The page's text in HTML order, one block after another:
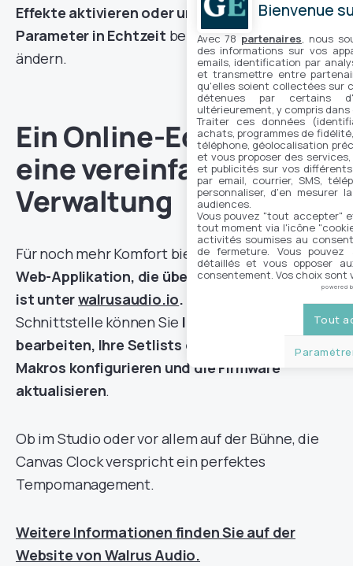
Effekte aktivieren oder umgehen oder
Parameter in Echtzeit bei jedem Songwechsel
ändern.
Ein Online-Editor für
eine vereinfachte
Verwaltung
Für noch mehr Komfort bietet Walrus Audio eine
Web-Applikation, die über USB-C zugänglich
ist unterwalrusaudio.io.
Schnittstelle können Sie Ihre Songs
bearbeiten, Ihre Setlists organisieren, MIDI-
Makros konfigurieren und die Firmware
aktualisieren.
Ob im Studio oder vor allem auf der Bühne, die
Canvas Clock verspricht ein perfektes
Tempomanagement.
Weitere Informationen finden Sie auf der
Website von Walrus Audio.
Bienvenue
Avec 78 partenaires, nous
des informations sur vos
emails, identification par
et transmettre entre
qu'elles soient collectées sur
détenues par certains
ultérieurement, y compris
Traiter ces données
achats, programmes de
téléphone, géolocalisation
et vous proposer des
et publicités sur vos
par email, courrier, SMS,
personnaliser, d'en mesurer
audiences.
Vous pouvez "tout accepter"
tout moment via l'icône
activités soumises au
de fermeture. Vous
détaillés et vous opposer
consentement. Vos choix sont
powered
Tout